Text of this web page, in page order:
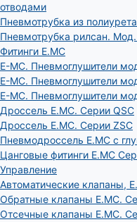
отводами
Пневмотрубка из
Пневмотрубка рилсан. Мод.
Фитинги E.MC
E-MC. Пневмоглушители
E-MC. Пневмоглушители
E-MC. Пневмоглушители
Дроссель E.MC. Серии QSC
Дроссель E.MC. Серии ZSC
Пневмодроссель E.MC с
Цанговые фитинги E.MC
Управление
Автоматические клапаны,
Обратные клапаны E.MC.
Отсечные клапаны E.MC.